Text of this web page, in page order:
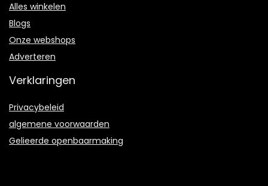
Alles winkelen
Blogs
Onze webshops
Adverteren
Verklaringen
Privacybeleid
algemene voorwaarden
Gelieerde openbaarmaking